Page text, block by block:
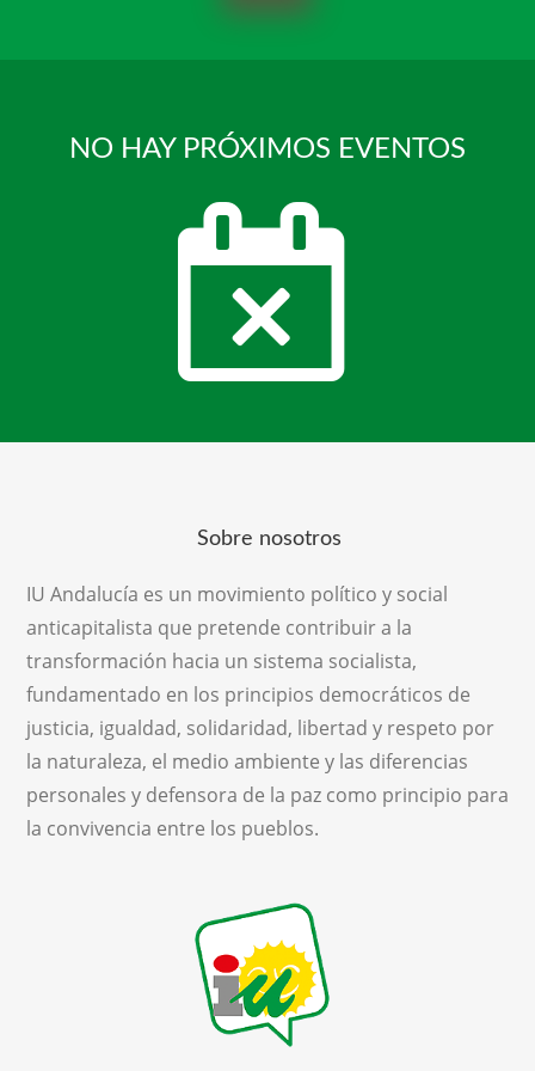
NO HAY PRÓXIMOS EVENTOS
Sobre nosotros
IU Andalucía es un movimiento político y social
anticapitalista que pretende contribuir a la
transformación hacia un sistema socialista,
fundamentado en los principios democráticos de
justicia, igualdad, solidaridad, libertad y respeto por
la naturaleza, el medio ambiente y las diferencias
personales y defensora de la paz como principio para
la convivencia entre los pueblos.